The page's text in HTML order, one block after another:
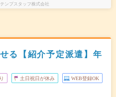
ンプスタッフ株式会社
る【紹介予定派遣】年
土日祝日が休み WEB登録OK